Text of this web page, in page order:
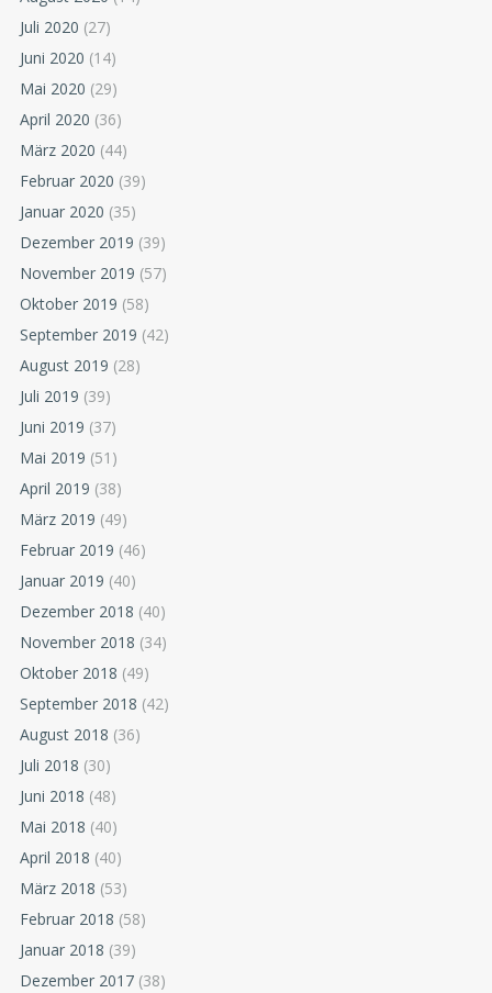
Juli 2020 (27)
Juni 2020 (14)
Mai 2020 (29)
April 2020 (36)
März 2020 (44)
Februar 2020 (39)
Januar 2020 (35)
Dezember 2019 (39)
November 2019 (57)
Oktober 2019 (58)
September 2019 (42)
August 2019 (28)
Juli 2019 (39)
Juni 2019 (37)
Mai 2019 (51)
April 2019 (38)
März 2019 (49)
Februar 2019 (46)
Januar 2019 (40)
Dezember 2018 (40)
November 2018 (34)
Oktober 2018 (49)
September 2018 (42)
August 2018 (36)
Juli 2018 (30)
Juni 2018 (48)
Mai 2018 (40)
April 2018 (40)
März 2018 (53)
Februar 2018 (58)
Januar 2018 (39)
Dezember 2017 (38)